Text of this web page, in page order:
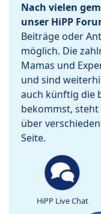
Nach vielen
unser HiPP
Beiträge oder
möglich. Die
Mamas und
und sind
auch künftig die
bekommst,
über
Seite.
HiPP Live Chat